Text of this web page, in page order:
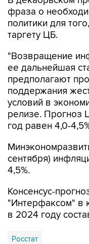
фраза о
политики для
таргету ЦБ.
"Возвращение
ее дальнейшая
предполагают
поддержания
условий в
релизе. Прогноз
год равен 4,0-
сентября)
4,5%.
Консенсус-
"Интерфаксом" в
в 2024 году
Росстат